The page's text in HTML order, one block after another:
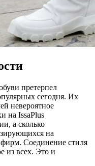
претерпел
сегодня. Их
невероятное
на IssaPlus
а сколько
на
Соединение стиля
из всех. Это и